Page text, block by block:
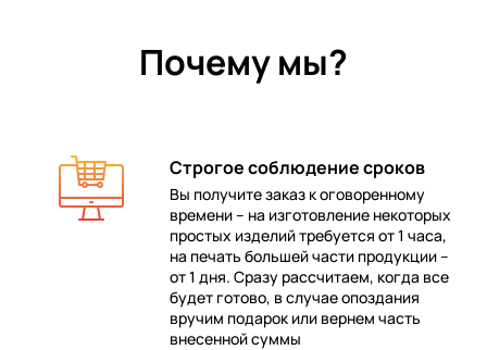
Почему мы?
Строгое соблюдение сроков
Вы получите заказ к оговоренному
времени – на изготовление некоторых
простых изделий требуется от 1 часа,
на печать большей части продукции –
от 1 дня. Сразу рассчитаем, когда все
будет готово, в случае опоздания
вручим подарок или вернем часть
внесенной суммы